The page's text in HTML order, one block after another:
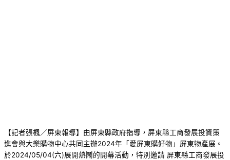
【記者張楓／屏東報導】由屏東縣政府指導，屏東縣工商發展投資策
進會與大樂購物中心共同主辦2024年「愛屏東購好物」屏東物產展。
於2024/05/04(六)展開熱鬧的開幕活動，特別邀請 屏東縣工商發展投